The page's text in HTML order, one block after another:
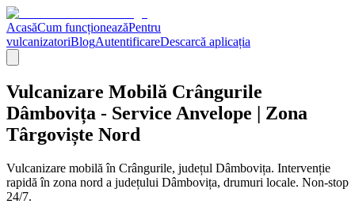
AcasăCum funcționeazăPentru
vulcanizatoriBlogAutentificareDescarcă aplicația
Vulcanizare Mobilă Crângurile
Dâmbovița - Service Anvelope | Zona
Târgoviște Nord
Vulcanizare mobilă în Crângurile, județul Dâmbovița. Intervenție
rapidă în zona nord a județului Dâmbovița, drumuri locale. Non-stop
24/7.